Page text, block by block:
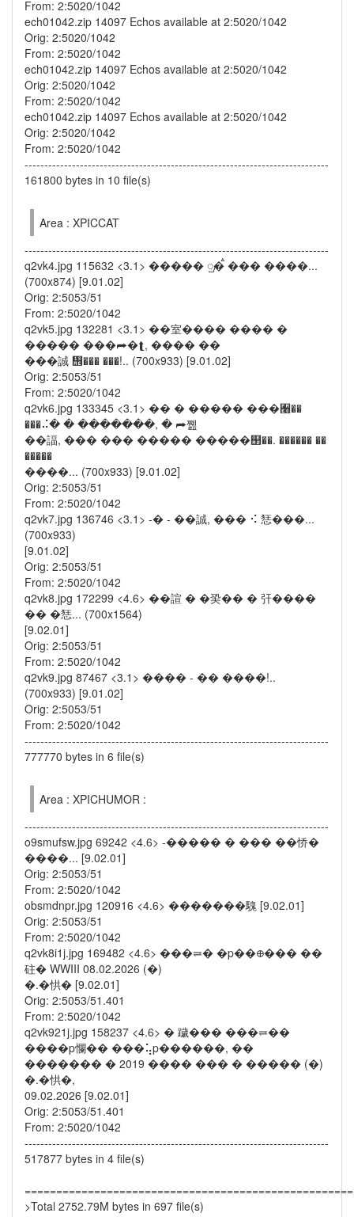
From: 2:5020/1042
ech01042.zip 14097 Echos available at 2:5020/1042
Orig: 2:5020/1042
From: 2:5020/1042
ech01042.zip 14097 Echos available at 2:5020/1042
Orig: 2:5020/1042
From: 2:5020/1042
ech01042.zip 14097 Echos available at 2:5020/1042
Orig: 2:5020/1042
From: 2:5020/1042
-----------------------------------------------------------------------------
161800 bytes in 10 file(s)
Area : XPICCAT
-----------------------------------------------------------------------------
q2vk4.jpg 115632 <3.1> ����� ᮡ�ࠫ ��� ����...
(700x874) [9.01.02]
Orig: 2:5053/51
From: 2:5020/1042
q2vk5.jpg 132281 <3.1> ��室���� ���� �
����� ���⮫�⮬, ���� ��
���誠 ᢮��� ���!.. (700x933) [9.01.02]
Orig: 2:5053/51
From: 2:5020/1042
q2vk6.jpg 133345 <3.1> �� � ����� ���﫨��
���⠬� � �������, � ⮫쪮
��諨, ��� ��� ����� �����஢��. ������ ��
�����
����... (700x933) [9.01.02]
Orig: 2:5053/51
From: 2:5020/1042
q2vk7.jpg 136746 <3.1> -� - ��誠, ��� ⠪ 㤮���...
(700x933)
[9.01.02]
Orig: 2:5053/51
From: 2:5020/1042
q2vk8.jpg 172299 <4.6> ��諠 � �㠫�� � 㢨����
�� �㤮... (700x1564)
[9.02.01]
Orig: 2:5053/51
From: 2:5020/1042
q2vk9.jpg 87467 <3.1> ���� - �� ����!..
(700x933) [9.01.02]
Orig: 2:5053/51
From: 2:5020/1042
-----------------------------------------------------------------------------
777770 bytes in 6 file(s)
Area : XPICHUMOR :
-----------------------------------------------------------------------------
o9smufsw.jpg 69242 <4.6> -����� � ��� ��㤭�
����... [9.02.01]
Orig: 2:5053/51
From: 2:5020/1042
obsmdnpr.jpg 120916 <4.6> �������騩 [9.02.01]
Orig: 2:5053/51
From: 2:5020/1042
q2vk8i1j.jpg 169482 <4.6> ���⥩� �p��᪠��� ��
砫� WWIII 08.02.2026 (�)
�.�㤨� [9.02.01]
Orig: 2:5053/51.401
From: 2:5020/1042
q2vk921j.jpg 158237 <4.6> � 䠩��� ���⥩��
����p㦨�� ���⢥p������, ��
������� � 2019 ���� ��� � ����� (�)
�.�㤨�,
09.02.2026 [9.02.01]
Orig: 2:5053/51.401
From: 2:5020/1042
-----------------------------------------------------------------------------
517877 bytes in 4 file(s)
>Total 2752.79M bytes in 697 file(s)